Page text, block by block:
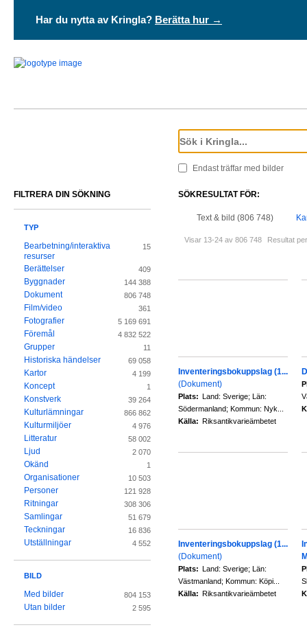
Har du nytta av Kringla? Berätta hur →
Endast träffar med bilder
SÖKRESULTAT FÖR:
Text & bild (806 748)
Visar 13-24 av 806 748 Resultat
Inventeringsbokuppslag (1...
(Dokument)
Plats: Land: Sverige; Län:
Södermanland; Kommun: Nyk...
Källa: Riksantikvarieämbetet
Inventeringsbokuppslag (1...
(Dokument)
Plats: Land: Sverige; Län:
Västmanland; Kommun: Köpi...
Källa: Riksantikvarieämbetet
FILTRERA DIN SÖKNING
TYP
Bearbetning/interaktiva
resurser
15
Berättelser 409
Byggnader 144 388
Dokument 806 748
Film/video 361
Fotografier 5 169 691
Föremål 4 832 522
Grupper 11
Historiska händelser 69 058
Kartor 4 199
Koncept 1
Konstverk 39 264
Kulturlämningar 866 862
Kulturmiljöer 4 976
Litteratur 58 002
Ljud 2 070
Okänd 1
Organisationer 10 503
Personer 121 928
Ritningar 308 306
Samlingar 51 679
Teckningar 16 836
Utställningar 4 552
BILD
Med bilder 804 153
Utan bilder 2 595